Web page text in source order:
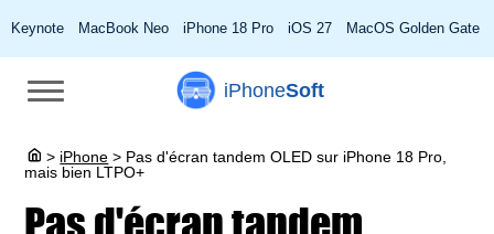
Keynote MacBook Neo iPhone 18 Pro iOS 27 MacOS Golden Gate
iPhoneSoft
> iPhone > Pas d'écran tandem OLED sur iPhone 18 Pro,
mais bien LTPO+